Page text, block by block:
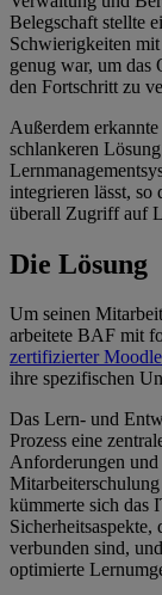
Belegschaft stellte
Schwierigkeiten
genug war, um das
den Fortschritt zu
Außerdem
schlankeren
integrieren lässt, so
überall Zugriff auf
Die Lösung
Um seinen
arbeitete BAF mit
zertifizierter
ihre spezifischen
Das Lern- und
Prozess eine
Anforderungen
kümmerte sich das
verbunden sind,
optimierte